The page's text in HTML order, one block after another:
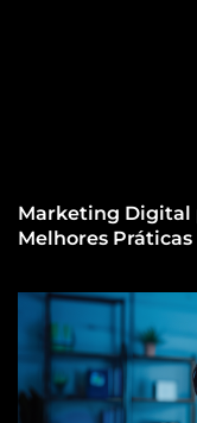
Marketing Digital
Melhores Práticas